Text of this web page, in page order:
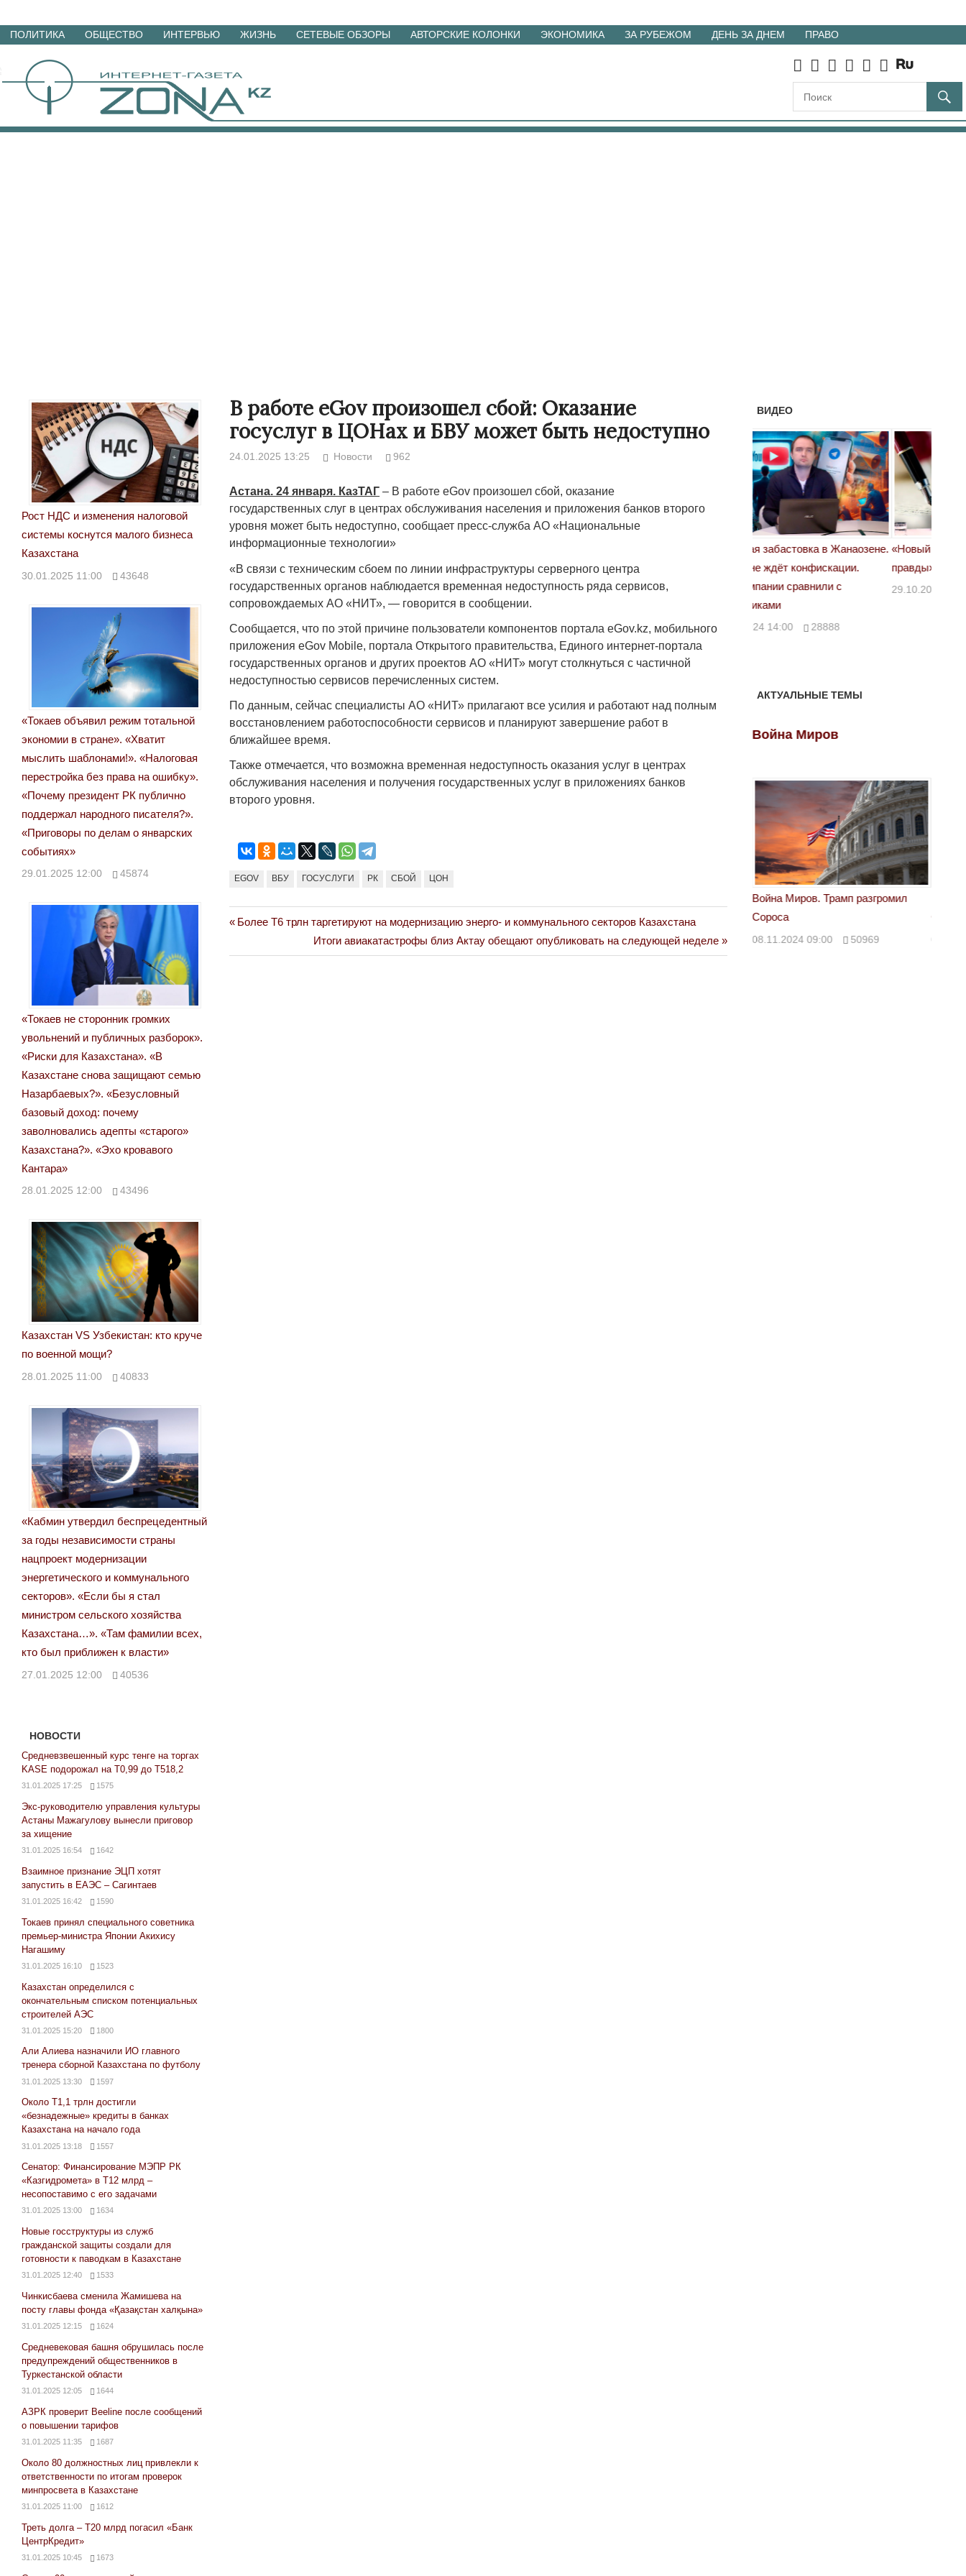
Перейти
материалам
ПОЛИТИКА ОБЩЕСТВО ИНТЕРВЬЮ ЖИЗНЬ СЕТЕВЫЕ ОБЗОРЫ АВТОРСКИЕ КОЛОНКИ ЭКОНОМИКА ЗА РУБЕЖОМ ДЕНЬ ЗА ДНЕМ ПРАВО
В работе eGov произошел сбой: Оказание
госуслуг в ЦОНах и БВУ может быть недоступно
24.01.2025 13:25 Новости 962
Астана. 24 января. КазТАГ – В работе eGov произошел сбой, оказание
государственных слуг в центрах обслуживания населения и приложения банков второго
уровня может быть недоступно, сообщает пресс-служба АО «Национальные
информационные технологии»
«В связи с техническим сбоем по линии инфраструктуры серверного центра
государственных органов наблюдается временная недоступность ряда сервисов,
сопровождаемых АО «НИТ», — говорится в сообщении.
Сообщается, что по этой причине пользователи компонентов портала eGov.kz, мобильного
приложения eGov Mobile, портала Открытого правительства, Единого интернет-портала
государственных органов и других проектов АО «НИТ» могут столкнуться с частичной
недоступностью сервисов перечисленных систем.
По данным, сейчас специалисты АО «НИТ» прилагают все усилия и работают над полным
восстановлением работоспособности сервисов и планируют завершение работ в
ближайшее время.
Также отмечается, что возможна временная недоступность оказания услуг в центрах
обслуживания населения и получения государственных услуг в приложениях банков
второго уровня.
EGOV ВБУ ГОСУСЛУГИ РК СБОЙ ЦОН
Навигация
по
Previous
Более Т6 трлн таргетируют на модернизацию энерго- и коммунального секторов Казахстана
Next
Post:
Итоги авиакатастрофы близ Актау обещают опубликовать на следующей неделе
Рост НДС и изменения налоговой
системы коснутся малого бизнеса
Казахстана
30.01.2025 11:00 43648
«Токаев объявил режим тотальной
экономии в стране». «Хватит
мыслить шаблонами!». «Налоговая
перестройка без права на ошибку».
«Почему президент РК публично
поддержал народного писателя?».
«Приговоры по делам о январских
событиях»
29.01.2025 12:00 45874
«Токаев не сторонник громких
увольнений и публичных разборок».
«Риски для Казахстана». «В
Казахстане снова защищают семью
Назарбаевых?». «Безусловный
базовый доход: почему
заволновались адепты «старого»
Казахстана?». «Эхо кровавого
Кантара»
28.01.2025 12:00 43496
Казахстан VS Узбекистан: кто круче
по военной мощи?
28.01.2025 11:00 40833
«Кабмин утвердил беспрецедентный
за годы независимости страны
нацпроект модернизации
энергетического и коммунального
секторов». «Если бы я стал
министром сельского хозяйства
Казахстана…». «Там фамилии всех,
кто был приближен к власти»
27.01.2025 12:00 40536
НОВОСТИ
Средневзвешенный курс тенге на торгах
KASE подорожал на Т0,99 до Т518,2
31.01.2025 17:25 1575
Экс-руководителю управления культуры
Астаны Мажагулову вынесли приговор
за хищение
31.01.2025 16:54 1642
Взаимное признание ЭЦП хотят
запустить в ЕАЭС – Сагинтаев
31.01.2025 16:42 1590
Токаев принял специального советника
премьер-министра Японии Акихису
Нагашиму
31.01.2025 16:10 1523
Казахстан определился с
окончательным списком потенциальных
строителей АЭС
31.01.2025 15:20 1800
Али Алиева назначили ИО главного
тренера сборной Казахстана по футболу
31.01.2025 13:30 1597
Около Т1,1 трлн достигли
«безнадежные» кредиты в банках
Казахстана на начало года
31.01.2025 13:18 1557
Сенатор: Финансирование МЭПР РК
«Казгидромета» в Т12 млрд –
несопоставимо с его задачами
31.01.2025 13:00 1634
Новые госструктуры из служб
гражданской защиты создали для
готовности к паводкам в Казахстане
31.01.2025 12:40 1533
Чинкисбаева сменила Жамишева на
посту главы фонда «Қазақстан халқына»
31.01.2025 12:15 1624
Средневековая башня обрушилась после
предупреждений общественников в
Туркестанской области
31.01.2025 12:05 1644
АЗРК проверит Beeline после сообщений
о повышении тарифов
31.01.2025 11:35 1687
Около 80 должностных лиц привлекли к
ответственности по итогам проверок
минпросвета в Казахстане
31.01.2025 11:00 1612
Треть долга – Т20 млрд погасил «Банк
ЦентрКредит»
31.01.2025 10:45 1673
ВИДЕО
Народ выбрал свет
17.10.2024 17:00 29972
Дарига не ждёт конфискации.
Авиакомпании сравнили с
30.10.2024 14:00 28888
«Новый Казахстан не говорит всей
правды»
29.10.2024 09:00
АКТУАЛЬНЫЕ ТЕМЫ
08.11.2024 09:00 50969
Война Миров
Война Миров. Трамп разгромил
Сороса
08.11.2024 09:00 50969